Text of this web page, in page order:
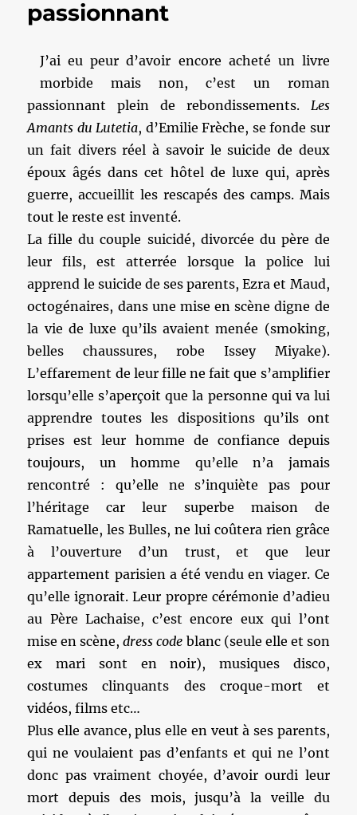
passionnant
J’ai eu peur d’avoir encore acheté un livre
morbide mais non, c’est un roman
passionnant plein de rebondissements. Les
Amants du Lutetia, d’Emilie Frèche, se fonde sur
un fait divers réel à savoir le suicide de deux
époux âgés dans cet hôtel de luxe qui, après
guerre, accueillit les rescapés des camps. Mais
tout le reste est inventé.
La fille du couple suicidé, divorcée du père de
leur fils, est atterrée lorsque la police lui
apprend le suicide de ses parents, Ezra et Maud,
octogénaires, dans une mise en scène digne de
la vie de luxe qu’ils avaient menée (smoking,
belles chaussures, robe Issey Miyake).
L’effarement de leur fille ne fait que s’amplifier
lorsqu’elle s’aperçoit que la personne qui va lui
apprendre toutes les dispositions qu’ils ont
prises est leur homme de confiance depuis
toujours, un homme qu’elle n’a jamais
rencontré : qu’elle ne s’inquiète pas pour
l’héritage car leur superbe maison de
Ramatuelle, les Bulles, ne lui coûtera rien grâce
à l’ouverture d’un trust, et que leur
appartement parisien a été vendu en viager. Ce
qu’elle ignorait. Leur propre cérémonie d’adieu
au Père Lachaise, c’est encore eux qui l’ont
mise en scène,dress code blanc (seule elle et son
ex mari sont en noir), musiques disco,
costumes clinquants des croque-mort et
vidéos, films etc…
Plus elle avance, plus elle en veut à ses parents,
qui ne voulaient pas d’enfants et qui ne l’ont
donc pas vraiment choyée, d’avoir ourdi leur
mort depuis des mois, jusqu’à la veille du